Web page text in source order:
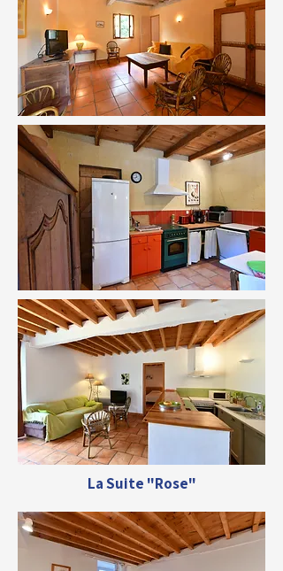
La Suite "Rose"